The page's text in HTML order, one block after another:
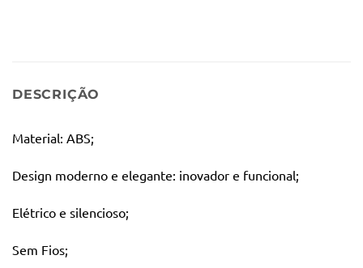
DESCRIÇÃO
Material: ABS;
Design moderno e elegante: inovador e funcional;
Elétrico e silencioso;
Sem Fios;